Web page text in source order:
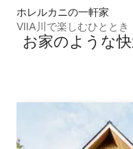
ホレルカニの一軒家
VIIA川で楽しむひととき
お家のような